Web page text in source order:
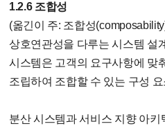
1.2.6 조합성
(옮긴이 주: 조합성
상호연관성을 다루는 시스템 설
시스템은 고객의 요구사항에 맞
조립하여 조합할 수 있는 구성
분산 시스템과 서비스 지향 아